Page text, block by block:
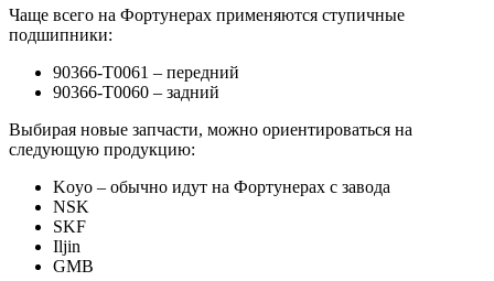
Чаще всего на Фортунерах применяются ступичные
подшипники:
90366-T0061 – передний
90366-T0060 – задний
Выбирая новые запчасти, можно ориентироваться на
следующую продукцию:
Koyo – обычно идут на Фортунерах с завода
NSK
SKF
Iljin
GMB